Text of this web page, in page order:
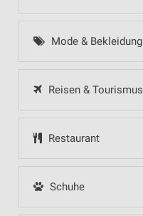
Mode & Bekleidung
Reisen & Tourismus
Restaurant
Schuhe